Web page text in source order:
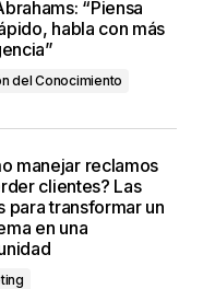
“Piensa
habla con más
del Conocimiento
manejar reclamos
clientes? Las
para transformar un
en una